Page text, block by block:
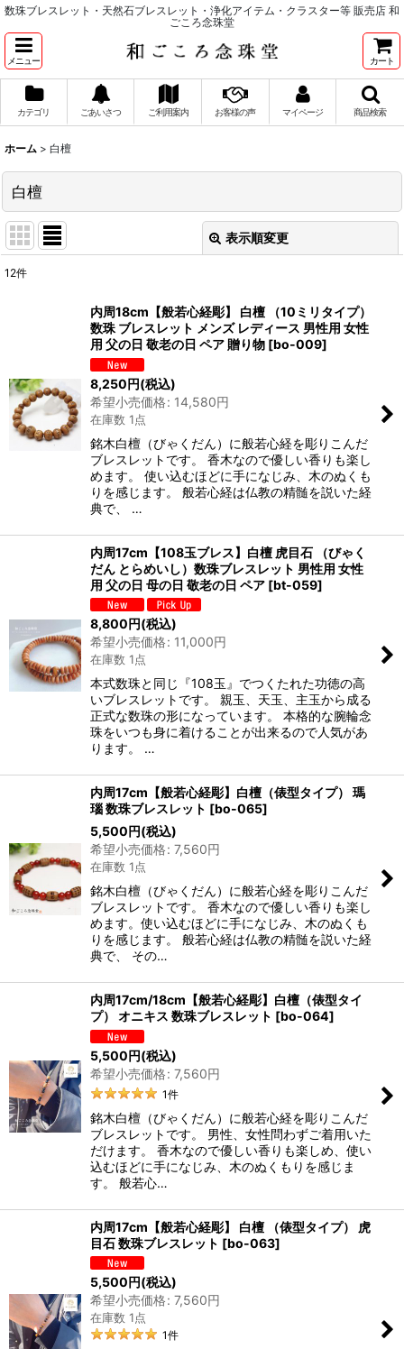
数珠ブレスレット・天然石ブレスレット・浄化アイテム・クラスター等 販売店 和
ごころ念珠堂
メニュー カート
カテゴリ ごあいさつ ご利用案内 お客様の声 マイページ 商品検索
ホーム > 白檀
白檀
表示順変更
12件
内周18cm【般若心経彫】 白檀 （10ミリタイプ）
数珠 ブレスレット メンズ レディース 男性用 女性
用 父の日 敬老の日 ペア 贈り物 [bo-009]
8,250円(税込)
希望小売価格: 14,580円
在庫数 1点
銘木白檀（びゃくだん）に般若心経を彫りこんだ
ブレスレットです。 香木なので優しい香りも楽し
めます。 使い込むほどに手になじみ、木のぬくも
りを感じます。 般若心経は仏教の精髄を説いた経
典で、 …
内周17cm【108玉ブレス】白檀 虎目石 （びゃく
だん とらめいし）数珠ブレスレット 男性用 女性
用 父の日 母の日 敬老の日 ペア [bt-059]
8,800円(税込)
希望小売価格: 11,000円
在庫数 1点
本式数珠と同じ『108玉』でつくたれた功徳の高
いブレスレットです。 親玉、天玉、主玉から成る
正式な数珠の形になっています。 本格的な腕輪念
珠をいつも身に着けることが出来るので人気があ
ります。 …
内周17cm【般若心経彫】白檀（俵型タイプ） 瑪
瑙 数珠ブレスレット [bo-065]
5,500円(税込)
希望小売価格: 7,560円
在庫数 1点
銘木白檀（びゃくだん）に般若心経を彫りこんだ
ブレスレットです。 香木なので優しい香りも楽し
めます。使い込むほどに手になじみ、木のぬくも
りを感じます。 般若心経は仏教の精髄を説いた経
典で、 その…
内周17cm/18cm【般若心経彫】白檀（俵型タイ
プ） オニキス 数珠ブレスレット [bo-064]
5,500円(税込)
希望小売価格: 7,560円
1件
銘木白檀（びゃくだん）に般若心経を彫りこんだ
ブレスレットです。 男性、女性問わずご着用いた
だけます。 香木なので優しい香りも楽しめ、使い
込むほどに手になじみ、木のぬくもりを感じま
す。 般若心…
内周17cm【般若心経彫】 白檀 （俵型タイプ） 虎
目石 数珠ブレスレット [bo-063]
5,500円(税込)
希望小売価格: 7,560円
在庫数 1点
1件